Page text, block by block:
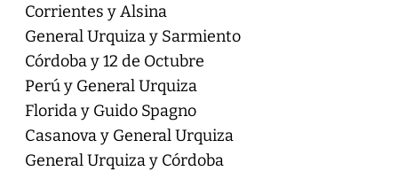
Corrientes y Alsina
General Urquiza y Sarmiento
Córdoba y 12 de Octubre
Perú y General Urquiza
Florida y Guido Spagno
Casanova y General Urquiza
General Urquiza y Córdoba